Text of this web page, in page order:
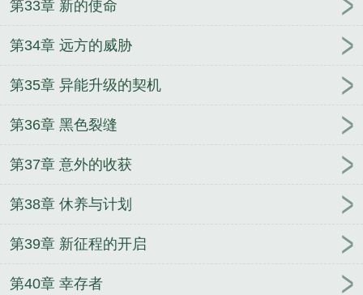
第33章 新的使命
第34章 远方的威胁
第35章 异能升级的契机
第36章 黑色裂缝
第37章 意外的收获
第38章 休养与计划
第39章 新征程的开启
第40章 幸存者